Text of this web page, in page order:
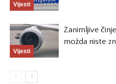
Vijesti
Vijesti
Zanimljive
možda niste